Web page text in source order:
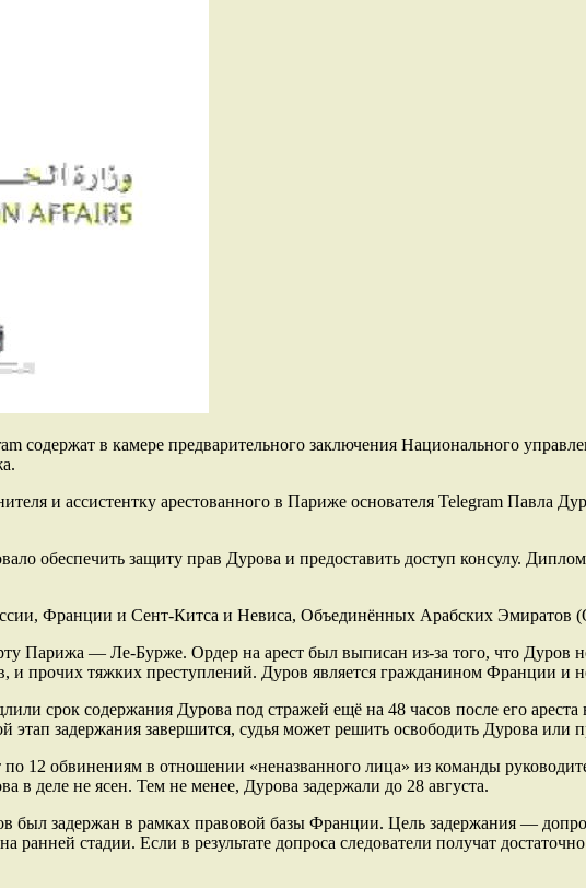
содержат в камере предварительного заключения Национального
и ассистентку арестованного в Париже основателя Telegram Павла
обеспечить защиту прав Дурова и предоставить доступ консулу.
Франции и Сент-Китса и Невиса, Объединённых Арабских Эмиратов
Парижа — Ле-Бурже. Ордер на арест был выписан из-за того, что Дуров
и прочих тяжких преступлений. Дуров является гражданином Франции и
срок содержания Дурова под стражей ещё на 48 часов после его
этап задержания завершится, судья может решить освободить Дурова или
обвинениям в отношении «неназванного лица» из команды
в деле не ясен. Тем не менее, Дурова задержали до 28 августа.
был задержан в рамках правовой базы Франции. Цель задержания —
ранней стадии. Если в результате допроса следователи получат